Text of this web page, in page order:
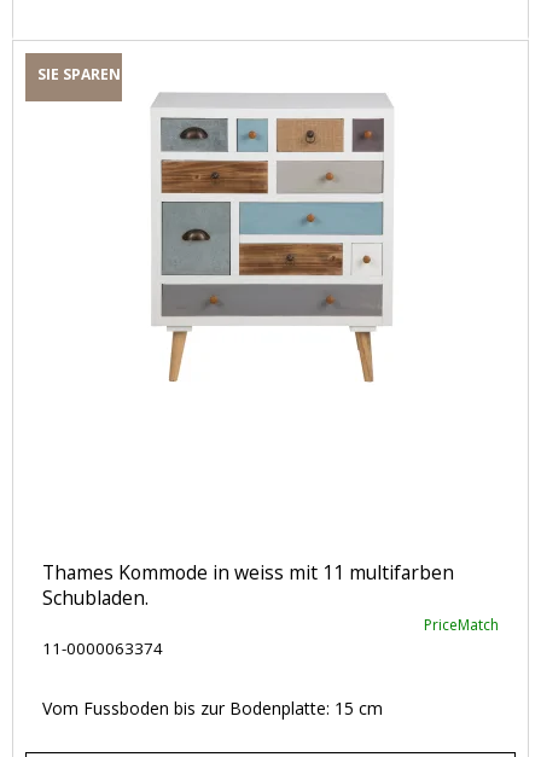
SIE SPAREN
Thames Kommode in weiss mit 11 multifarben
Schubladen.
PriceMatch
11-0000063374
Vom Fussboden bis zur Bodenplatte: 15 cm